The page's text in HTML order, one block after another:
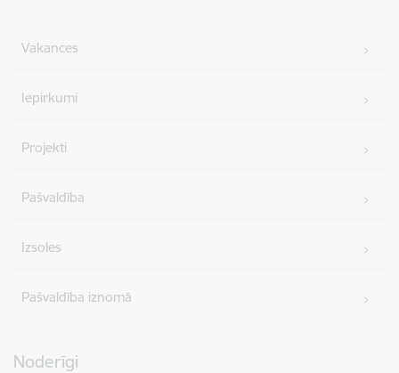
Vakances
Iepirkumi
Projekti
Pašvaldība
Izsoles
Pašvaldība iznomā
Noderīgi